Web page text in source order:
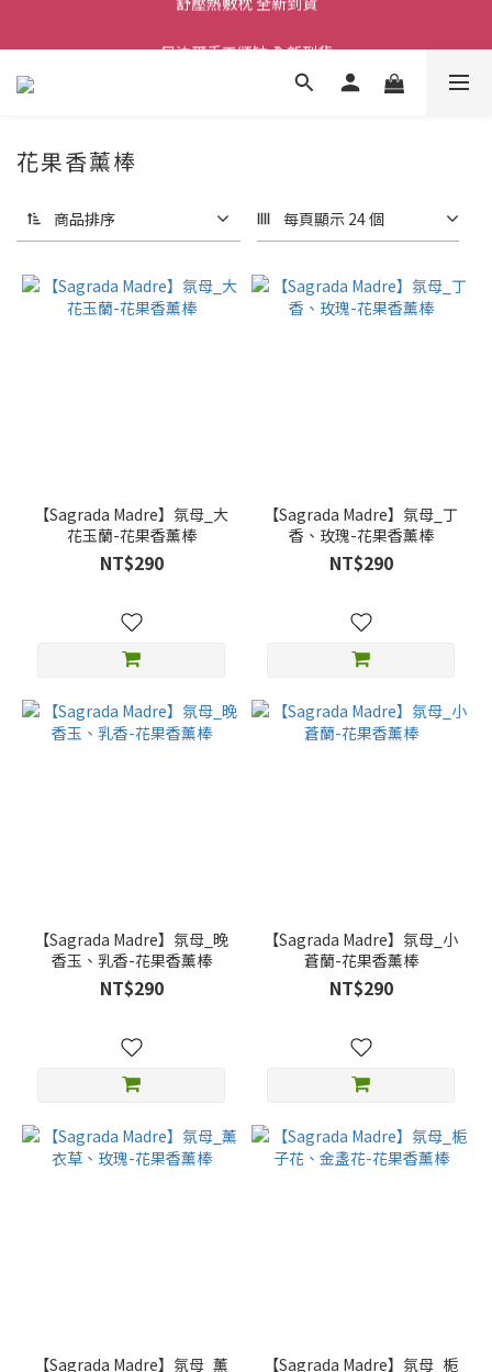
尼泊爾手工頌缽 全新到貨
2026  春夏服飾 全新系列到貨
花果香薰棒
商品排序 每頁顯示 24 個
【Sagrada Madre】氛母_大
花玉蘭-花果香薰棒
NT$290
【Sagrada Madre】氛母_丁
香、玫瑰-花果香薰棒
NT$290
【Sagrada Madre】氛母_晚
香玉、乳香-花果香薰棒
NT$290
【Sagrada Madre】氛母_小
蒼蘭-花果香薰棒
NT$290
【Sagrada Madre】氛母_薰
【Sagrada Madre】氛母_栀